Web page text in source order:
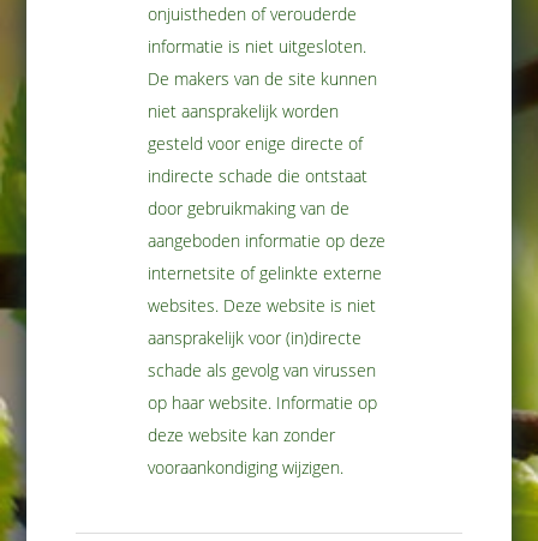
onjuistheden of verouderde
informatie is niet uitgesloten.
De makers van de site kunnen
niet aansprakelijk worden
gesteld voor enige directe of
indirecte schade die ontstaat
door gebruikmaking van de
aangeboden informatie op deze
internetsite of gelinkte externe
websites. Deze website is niet
aansprakelijk voor (in)directe
schade als gevolg van virussen
op haar website. Informatie op
deze website kan zonder
vooraankondiging wijzigen.